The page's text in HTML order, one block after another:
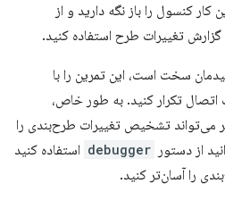
را باز نگه دارید و از
سخت است، این تمرین را با
تکرار کنید. به طور خاص،
تشخیص تغییرات طرح‌بندی را
از دستور debugger استفاده کنید
آسان‌تر کنید.